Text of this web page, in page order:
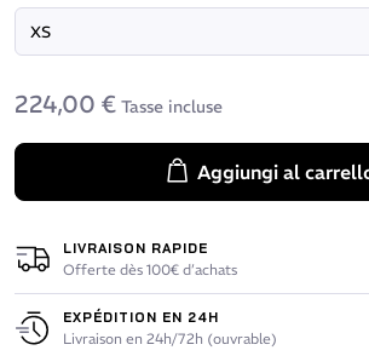
224,00 € Tasse incluse
Aggiungi al
LIVRAISON RAPIDE
Offerte dès 100€ d’achats
EXPÉDITION EN 24H
Livraison en 24h/72h (ouvrable)